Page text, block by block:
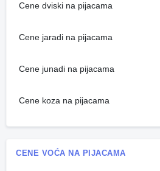
Cene dviski na pijacama
Cene jaradi na pijacama
Cene junadi na pijacama
Cene koza na pijacama
CENE VOĆA NA PIJACAMA